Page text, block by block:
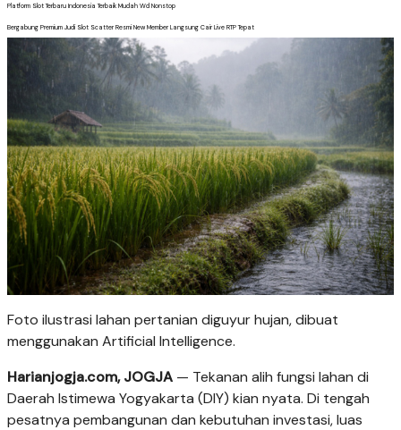
Platform Slot Terbaru Indonesia Terbaik Mudah Wd Nonstop
Bergabung Premium Judi Slot Scatter Resmi New Member Langsung Cair Live RTP Tepat
Foto ilustrasi lahan pertanian diguyur hujan, dibuat
menggunakan Artificial Intelligence.
Harianjogja.com, JOGJA — Tekanan alih fungsi lahan di
Daerah Istimewa Yogyakarta (DIY) kian nyata. Di tengah
pesatnya pembangunan dan kebutuhan investasi, luas